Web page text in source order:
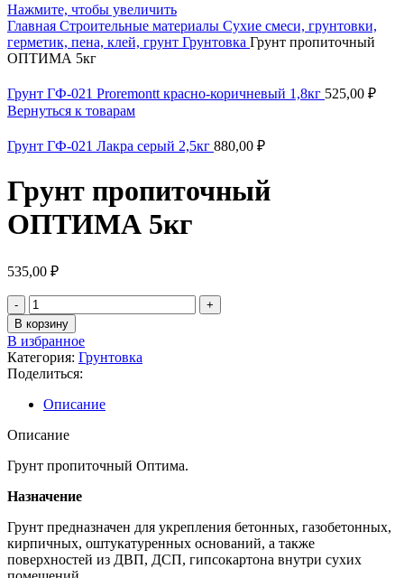
Нажмите, чтобы увеличить
Главная Строительные материалы Сухие смеси, грунтовки,
герметик, пена, клей, грунт Грунтовка Грунт пропиточный
ОПТИМА 5кг
Грунт ГФ-021 Proremontt красно-коричневый 1,8кг 525,00 ₽
Вернуться к товарам
Грунт ГФ-021 Лакра серый 2,5кг 880,00 ₽
Грунт пропиточный
ОПТИМА 5кг
535,00 ₽
В корзину
В избранное
Категория: Грунтовка
Поделиться:
Описание
Описание
Грунт пропиточный Оптима.
Назначение
Грунт предназначен для укрепления бетонных, газобетонных,
кирпичных, оштукатуренных оснований, а также
поверхностей из ДВП, ДСП, гипсокартона внутри сухих